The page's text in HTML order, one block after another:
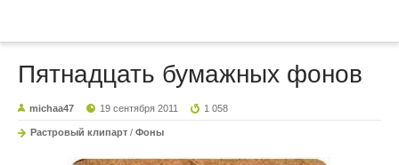
Пятнадцать бумажных фонов
michaa47 19 сентября 2011 1 058
Растровый клипарт / Фоны